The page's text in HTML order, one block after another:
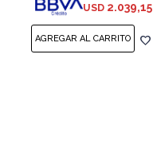
USD 2.039,15